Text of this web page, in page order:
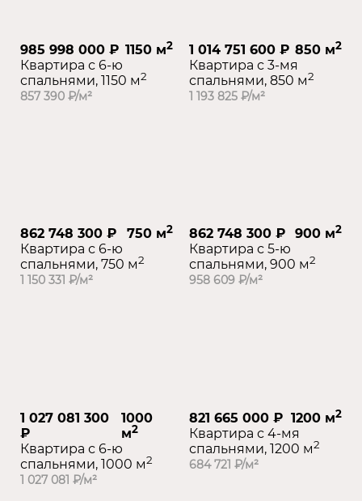
985 998 000 ₽ 1150 м2
Квартира с 6-ю
спальнями, 1150 м2
857 390 ₽/м²
1 014 751 600 ₽ 850 м2
Квартира с 3-мя
спальнями, 850 м2
1 193 825 ₽/м²
862 748 300 ₽ 750 м2
Квартира с 6-ю
спальнями, 750 м2
1 150 331 ₽/м²
862 748 300 ₽ 900 м2
Квартира с 5-ю
спальнями, 900 м2
958 609 ₽/м²
1 027 081 300
₽
1000
м2
Квартира с 6-ю
спальнями, 1000 м2
1 027 081 ₽/м²
821 665 000 ₽ 1200 м2
Квартира с 4-мя
спальнями, 1200 м2
684 721 ₽/м²